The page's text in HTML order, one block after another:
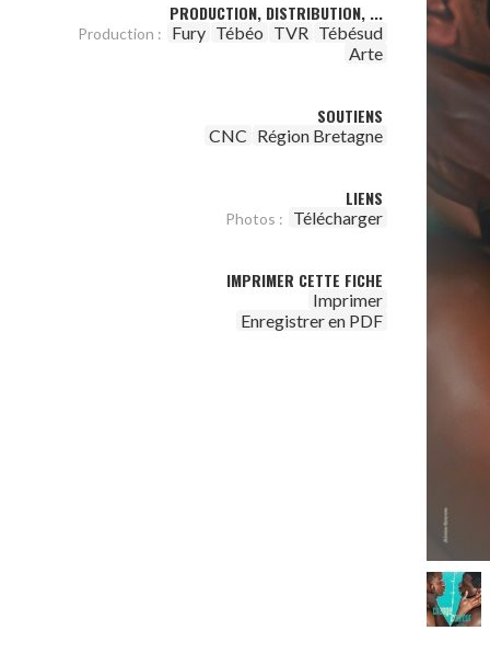
PRODUCTION, DISTRIBUTION, ...
Production : Fury Tébéo TVR Tébésud
Arte
SOUTIENS
CNC Région Bretagne
LIENS
Photos : Télécharger
IMPRIMER CETTE FICHE
Imprimer
Enregistrer en PDF